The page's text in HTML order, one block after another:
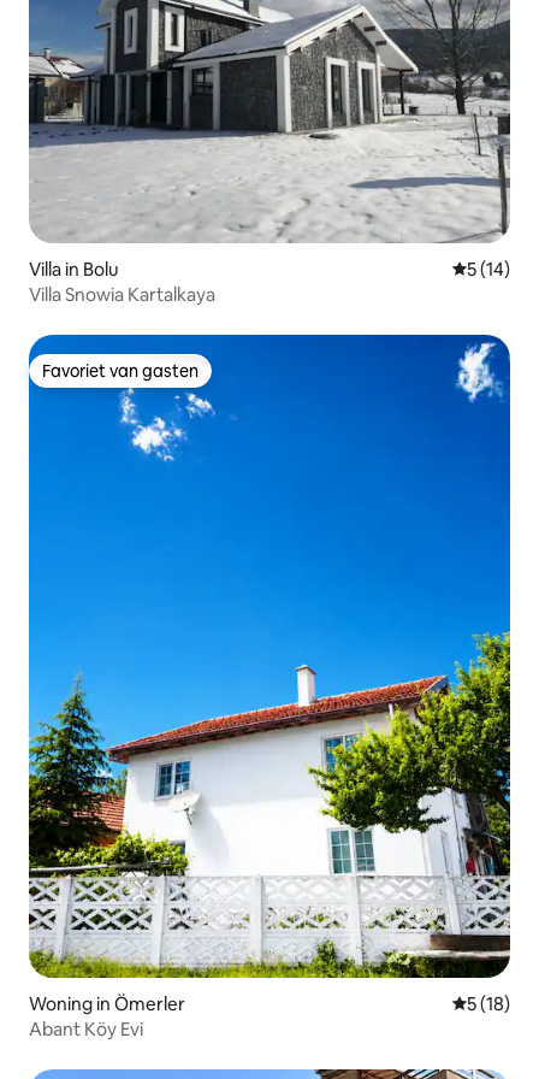
Villa in Bolu
5 (14)
Villa Snowia Kartalkaya
Favoriet van gasten
Favoriet van gasten
Woning in Ömerler
5 (18)
Abant Köy Evi